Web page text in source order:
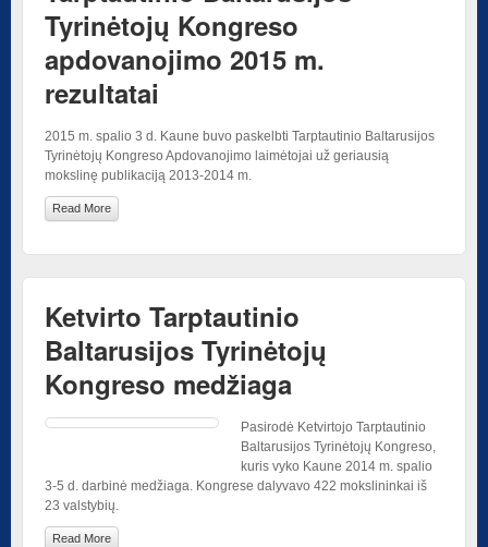
Tyrinėtojų Kongreso
apdovanojimo 2015 m.
rezultatai
2015 m. spalio 3 d. Kaune buvo paskelbti Tarptautinio Baltarusijos
Tyrinėtojų Kongreso Apdovanojimo laimėtojai už geriausią
mokslinę publikaciją 2013-2014 m.
Read More
Ketvirto Tarptautinio
Baltarusijos Tyrinėtojų
Kongreso medžiaga
Pasirodė Ketvirtojo Tarptautinio
Baltarusijos Tyrinėtojų Kongreso,
kuris vyko Kaune 2014 m. spalio
3-5 d. darbinė medžiaga. Kongrese dalyvavo 422 mokslininkai iš
23 valstybių.
Read More